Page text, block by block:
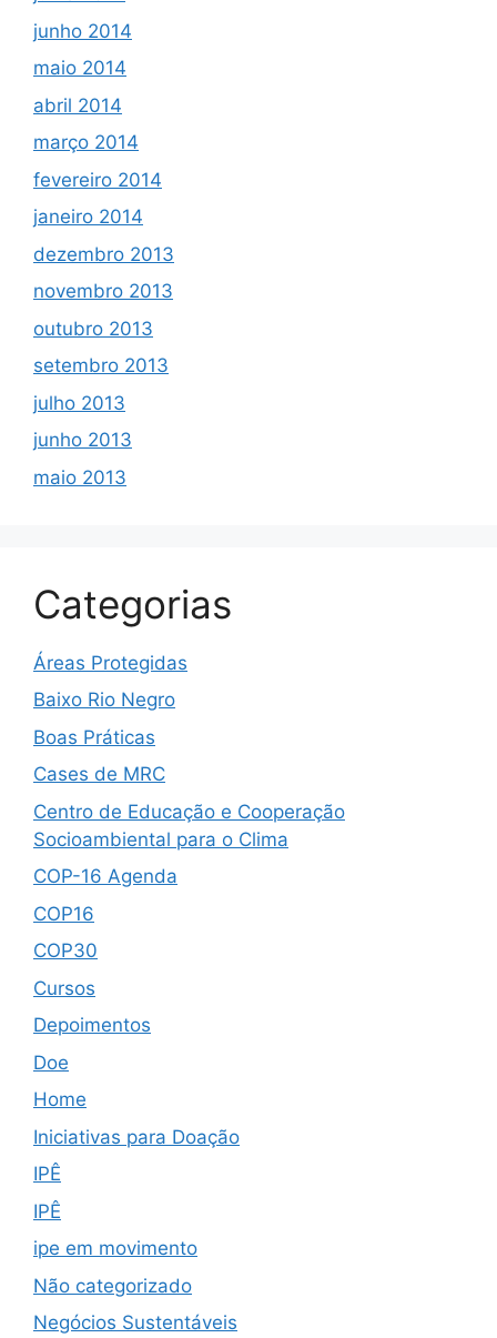
junho 2014
maio 2014
abril 2014
março 2014
fevereiro 2014
janeiro 2014
dezembro 2013
novembro 2013
outubro 2013
setembro 2013
julho 2013
junho 2013
maio 2013
Categorias
Áreas Protegidas
Baixo Rio Negro
Boas Práticas
Cases de MRC
Centro de Educação e Cooperação
Socioambiental para o Clima
COP-16 Agenda
COP16
COP30
Cursos
Depoimentos
Doe
Home
Iniciativas para Doação
IPÊ
IPÊ
ipe em movimento
Não categorizado
Negócios Sustentáveis